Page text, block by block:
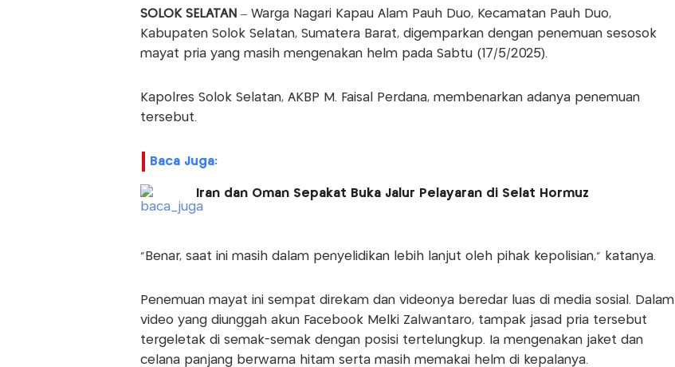
SOLOK SELATAN – Warga Nagari Kapau Alam Pauh Duo, Kecamatan Pauh Duo,
Kabupaten Solok Selatan, Sumatera Barat, digemparkan dengan penemuan sesosok
mayat pria yang masih mengenakan helm pada Sabtu (17/5/2025).
Kapolres Solok Selatan, AKBP M. Faisal Perdana, membenarkan adanya penemuan
tersebut.
Baca Juga:
Iran dan Oman Sepakat Buka Jalur Pelayaran di Selat Hormuz
“Benar, saat ini masih dalam penyelidikan lebih lanjut oleh pihak kepolisian,” katanya.
Penemuan mayat ini sempat direkam dan videonya beredar luas di media sosial. Dalam
video yang diunggah akun Facebook Melki Zalwantaro, tampak jasad pria tersebut
tergeletak di semak-semak dengan posisi tertelungkup. Ia mengenakan jaket dan
celana panjang berwarna hitam serta masih memakai helm di kepalanya.